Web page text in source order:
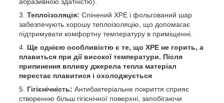
Теплоізоляція: Спінений ХРЕ і фольгований шар
забезпечують хорошу теплоізоляцію, що допомагає
підтримувати комфортну температуру в приміщенні.
Ще однією особливістю є те, що ХРЕ не горить, а
плавиться при дії високої температури. Після
припинення впливу джерела тепла матеріал
перестає плавитися і охолоджується
Гігієнічність: Антибактеріальне покриття сприяє
створенню більш гігієнічної поверхні, запобігаючи